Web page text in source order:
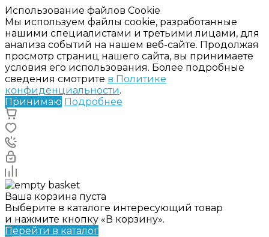
Использование файлов Cookie
Мы используем файлы cookie, разработанные
нашими специалистами и третьими лицами, для
анализа событий на нашем веб-сайте. Продолжая
просмотр страниц нашего сайта, вы принимаете
условия его использования. Более подробные
сведения смотрите в Политике
конфиденциальности.
Принимаю Подробнее
Ваша корзина пуста
Выберите в каталоге интересующий товар
и нажмите кнопку «В корзину».
Перейти в каталог